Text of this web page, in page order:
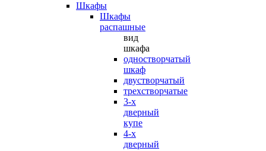
Шкафы
Шкафы
распашные
вид
шкафа
одностворчатый
шкаф
двустворчатый
трехстворчатые
3-х
дверный
купе
4-х
дверный